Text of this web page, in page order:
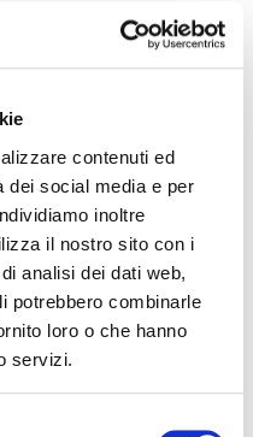
contenuti ed
dei social media e per
inoltre
il nostro sito con i
analisi dei dati web,
potrebbero combinarle
loro o che hanno
servizi.
,Sports installations,